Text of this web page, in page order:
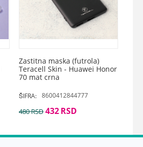
Zastitna maska (futrola)
Teracell Skin - Huawei Honor
70 mat crna
ŠIFRA: 8600412844777
480RSD 432RSD